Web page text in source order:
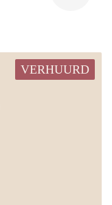
VERHUURD